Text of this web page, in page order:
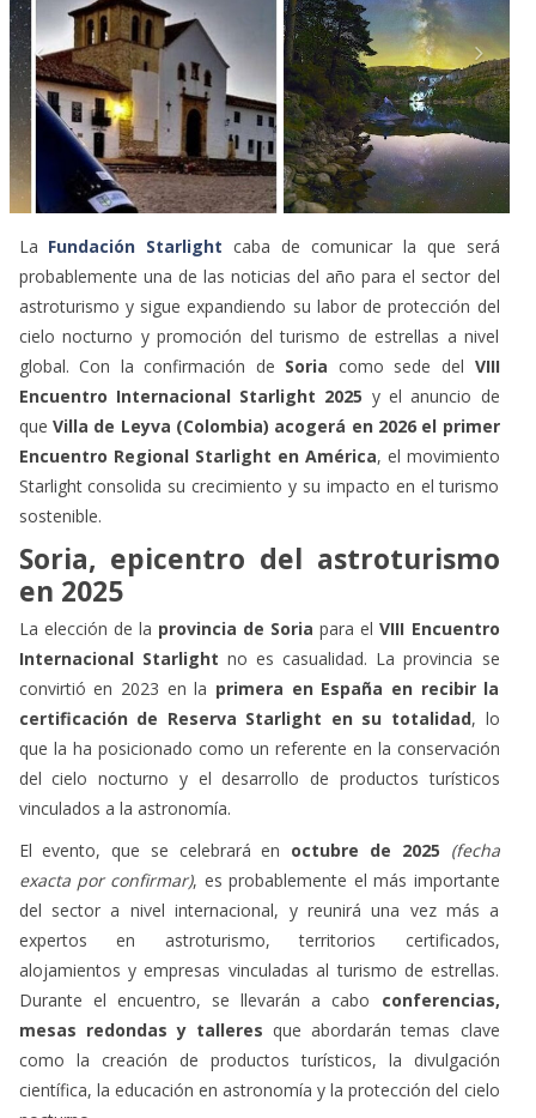
Fundación Starlight
caba de comunicar la que será
probablemente una de las noticias del año para el sector del
astroturismo y sigue expandiendo su labor de protección del
cielo nocturno y promoción del turismo de estrellas a nivel
global. Con la confirmación de
Encuentro Internacional Starlight 2025
y el anuncio de
que
Villa de Leyva (Colombia) acogerá en 2026 el primer
Encuentro Regional Starlight en América , el movimiento
Starlight consolida su crecimiento y su impacto en el turismo
Soria, epicentro del astroturismo
en 2025
provincia de para el
Internacional Starlight
no es casualidad. La provincia se
primera en España en recibir la
certificación de Reserva Starlight en su totalidad , lo
que la ha posicionado como un referente en la conservación
del cielo nocturno y el desarrollo de productos turísticos
El evento, que se celebrará en
(fecha
exacta por confirmar), es probablemente el más importante
del sector a nivel internacional, y reunirá una vez más a
expertos en astroturismo, territorios certificados,
alojamientos y empresas vinculadas al turismo de estrellas.
Durante el encuentro, se llevarán a cabo
conferencias,
mesas redondas y talleres
que abordarán temas clave
como la creación de productos turísticos, la divulgación
científica, la educación en astronomía y la protección del cielo